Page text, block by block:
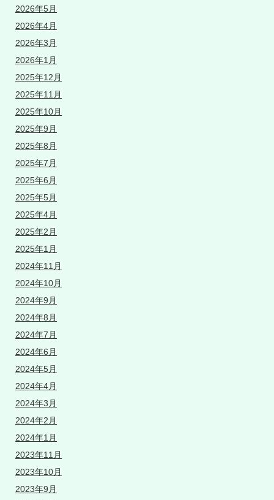
2026年5月
2026年4月
2026年3月
2026年1月
2025年12月
2025年11月
2025年10月
2025年9月
2025年8月
2025年7月
2025年6月
2025年5月
2025年4月
2025年2月
2025年1月
2024年11月
2024年10月
2024年9月
2024年8月
2024年7月
2024年6月
2024年5月
2024年4月
2024年3月
2024年2月
2024年1月
2023年11月
2023年10月
2023年9月